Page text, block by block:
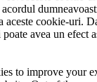
aceste cookie-uri.
avea un efect
to improve your